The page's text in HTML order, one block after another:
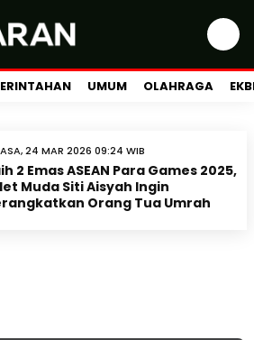
UMUM OLAHRAGA
24 MAR 2026 09:24 WIB
2 Emas ASEAN Para Games 2025,
Muda Siti Aisyah Ingin
Orang Tua Umrah